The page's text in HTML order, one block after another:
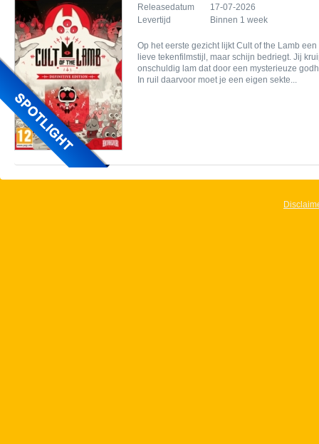
Releasedatum
17-07-2026
Levertijd
Binnen 1 week
Op het eerste gezicht lijkt Cult of the Lamb
lieve tekenfilmstijl, maar schijn bedriegt. Jij
onschuldig lam dat door een mysterieuze
In ruil daarvoor moet je een eigen sekte...